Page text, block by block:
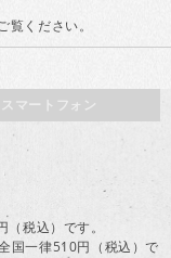
覧ください。
スマートフォン
税込）です。
国一律510円（税込）で